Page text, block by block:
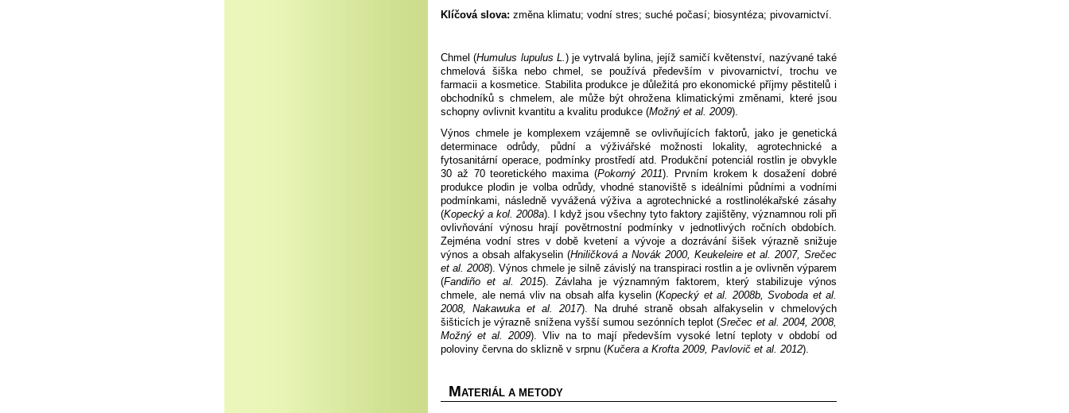
Klíčová slova: změna klimatu; vodní stres; suché počasí; biosyntéza; pivovarnictví.
Chmel (Humulus lupulus L. ) je vytrvalá bylina, jejíž samičí květenství, nazývané také
chmelová šiška nebo chmel, se používá především v pivovarnictví, trochu ve
farmacii a kosmetice. Stabilita produkce je důležitá pro ekonomické příjmy pěstitelů i
obchodníků s chmelem, ale může být ohrožena klimatickými změnami, které jsou
schopny ovlivnit kvantitu a kvalitu produkce (Možný et al. 2009).
Výnos chmele je komplexem vzájemně se ovlivňujících faktorů, jako je genetická
determinace odrůdy, půdní a výživářské možnosti lokality, agrotechnické a
fytosanitární operace, podmínky prostředí atd. Produkční potenciál rostlin je obvykle
30 až 70 teoretického maxima (Pokorný 2011). Prvním krokem k dosažení dobré
produkce plodin je volba odrůdy, vhodné stanoviště s ideálními půdními a vodními
podmínkami, následně vyvážená výživa a agrotechnické a rostlinolékařské zásahy
(Kopecký a kol. 2008a). I když jsou všechny tyto faktory zajištěny, významnou roli při
ovlivňování výnosu hrají povětrnostní podmínky v jednotlivých ročních obdobích.
Zejména vodní stres v době kvetení a vývoje a dozrávání šišek výrazně snižuje
výnos a obsah alfakyselin (Hniličková a Novák 2000, Keukeleire et al. 2007, Srečec
et al. 2008). Výnos chmele je silně závislý na transpiraci rostlin a je ovlivněn výparem
(Fandiño et al. 2015). Závlaha je významným faktorem, který stabilizuje výnos
chmele, ale nemá vliv na obsah alfa kyselin (Kopecký et al. 2008b, Svoboda et al.
2008, Nakawuka et al. 2017). Na druhé straně obsah alfakyselin v chmelových
šišticích je výrazně snížena vyšší sumou sezónních teplot (Srečec et al. 2004, 2008,
Možný et al. 2009). Vliv na to mají především vysoké letní teploty v období od
poloviny června do sklizně v srpnu (Kučera a Krofta 2009, Pavlovič et al. 2012).
MATERIÁL A METODY